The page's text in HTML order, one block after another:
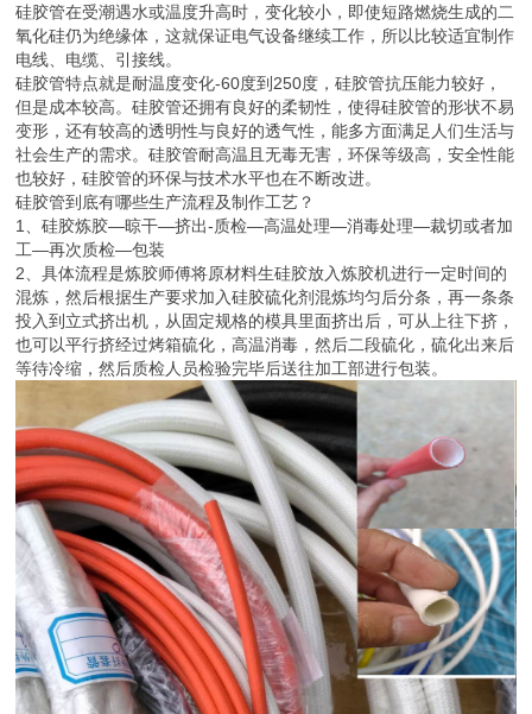
硅胶管在受潮遇水或温度升高时，变化较小，即使短路燃烧生成的二
氧化硅仍为绝缘体，这就保证电气设备继续工作，所以比较适宜制作
电线、电缆、引接线。
硅胶管特点就是耐温度变化-60度到250度，硅胶管抗压能力较好，
但是成本较高。硅胶管还拥有良好的柔韧性，使得硅胶管的形状不易
变形，还有较高的透明性与良好的透气性，能多方面满足人们生活与
社会生产的需求。硅胶管耐高温且无毒无害，环保等级高，安全性能
也较好，硅胶管的环保与技术水平也在不断改进。
硅胶管到底有哪些生产流程及制作工艺？
1、硅胶炼胶—晾干—挤出-质检—高温处理—消毒处理—裁切或者加
工—再次质检—包装
2、具体流程是炼胶师傅将原材料生硅胶放入炼胶机进行一定时间的
混炼，然后根据生产要求加入硅胶硫化剂混炼均匀后分条，再一条条
投入到立式挤出机，从固定规格的模具里面挤出后，可从上往下挤，
也可以平行挤经过烤箱硫化，高温消毒，然后二段硫化，硫化出来后
等待冷缩，然后质检人员检验完毕后送往加工部进行包装。